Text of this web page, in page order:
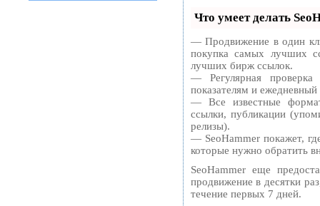
Что умеет делать
— Продвижение в один
покупка самых лучших
лучших бирж ссылок.
— Регулярная
показателям и ежедневный
— Все известные
ссылки, публикации
релизы).
— SeoHammer покажет,
которые нужно обратить
SeoHammer еще
продвижение в десятки
течение первых 7 дней.